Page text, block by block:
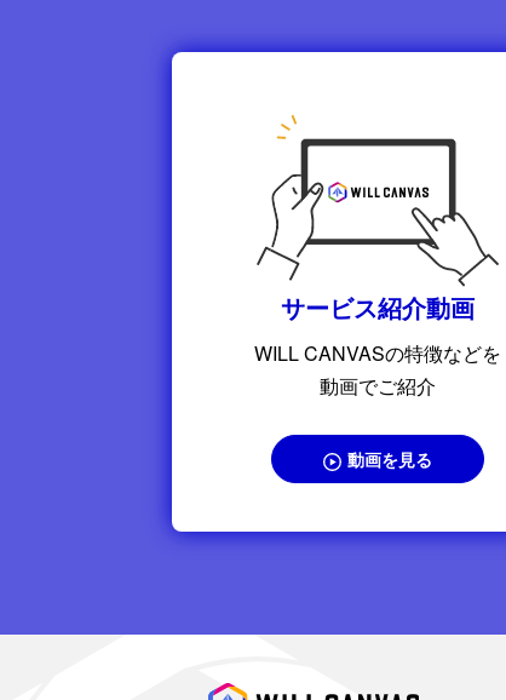
サービス紹介動画
WILL CANVASの特徴などを
動画でご紹介
動画を見る